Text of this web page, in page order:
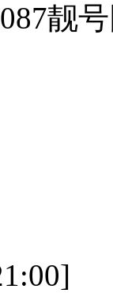
靓